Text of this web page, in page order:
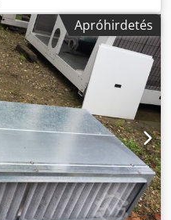
43B10 ED kétkiegyenlítő
és hűtött raktárakban
légáram: 12300
felület (int./xt.): 83 m2,
leolvasztás (1500 W). A
Volt munkák. Az ár
legalább 24 órával az
Beszélünk angolul. Wir
Beszélünk
Zwischenverkauf
és előzetes értékesítés
dreptul la greseli,
Cedpjdxwrpjfx Am Aeha
Apróhirdetés